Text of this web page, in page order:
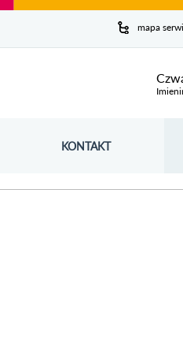
mapa
OKNIE KONTAKT